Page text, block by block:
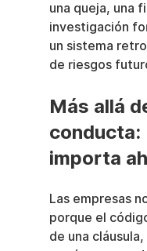
una queja, una
investigación
un sistema
de riesgos
Más allá
conducta:
importa
Las empresas
porque el
de una